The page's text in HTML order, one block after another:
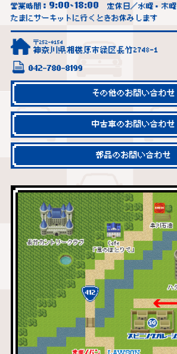
営業時間： 9:00~18:00
定休日／水曜・木曜
たまにサーキットに行くときお休みします
〒252-0154
神奈川県相模原市緑区長竹2748-1
042-780-8199
その他のお問い合わせ
中古車のお問い合わせ
部品のお問い合わせ